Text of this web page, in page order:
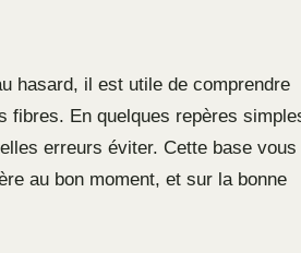
hasard, il est utile de comprendre
fibres. En quelques repères
erreurs éviter. Cette base vous
au bon moment, et sur la bonne